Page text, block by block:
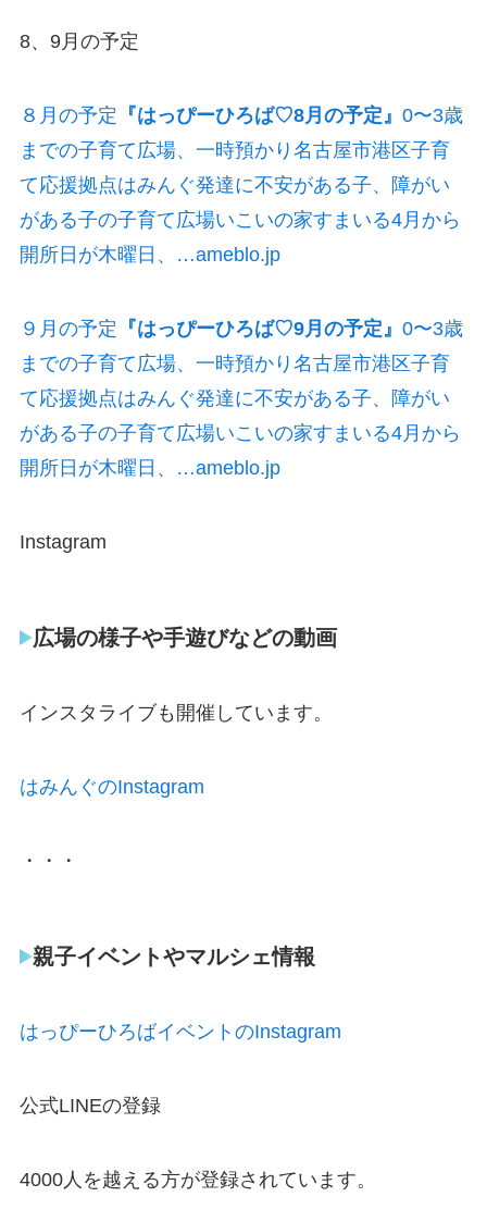
8、9月の予定
８月の予定 『はっぴーひろば♡8月の予定』 0〜3歳
までの子育て広場、一時預かり名古屋市港区子育
て応援拠点はみんぐ発達に不安がある子、障がい
がある子の子育て広場いこいの家すまいる4月から
開所日が木曜日、…ameblo.jp
９月の予定 『はっぴーひろば♡9月の予定』 0〜3歳
までの子育て広場、一時預かり名古屋市港区子育
て応援拠点はみんぐ発達に不安がある子、障がい
がある子の子育て広場いこいの家すまいる4月から
開所日が木曜日、…ameblo.jp
Instagram
広場の様子や手遊びなどの動画
インスタライブも開催しています。
はみんぐのInstagram
・・・
親子イベントやマルシェ情報
はっぴーひろばイベントのInstagram
公式LINEの登録
4000人を越える方が登録されています。